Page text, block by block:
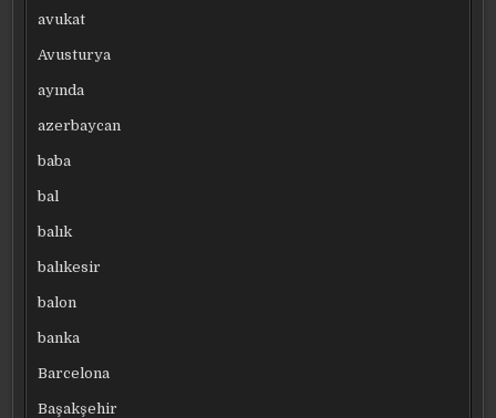
avukat
Avusturya
ayında
azerbaycan
baba
bal
balık
balıkesir
balon
banka
Barcelona
Başakşehir